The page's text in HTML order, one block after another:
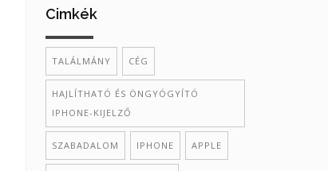
Cimkék
TALÁLMÁNY CÉG
HAJLÍTHATÓ ÉS ÖNGYÓGYÍTÓ
IPHONE-KIJELZŐ
SZABADALOM IPHONE APPLE